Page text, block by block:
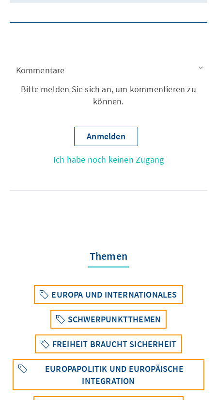
Kommentare
Bitte melden Sie sich an, um kommentieren zu
können.
Anmelden
Ich habe noch keinen Zugang
Themen
EUROPA UND INTERNATIONALES
SCHWERPUNKTTHEMEN
FREIHEIT BRAUCHT SICHERHEIT
EUROPAPOLITIK UND EUROPÄISCHE
INTEGRATION